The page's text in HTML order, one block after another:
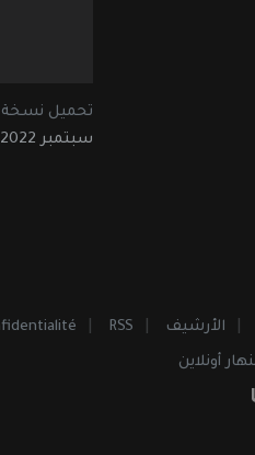
تحميل نسخة
سبتمبر 2022
الأرشيف RSS